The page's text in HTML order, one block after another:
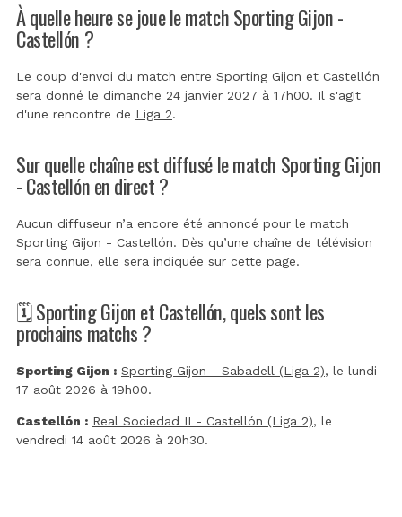
À quelle heure se joue le match Sporting Gijon -
Castellón ?
Le coup d'envoi du match entre Sporting Gijon et Castellón
sera donné le dimanche 24 janvier 2027 à 17h00. Il s'agit
d'une rencontre de Liga 2.
Sur quelle chaîne est diffusé le match Sporting Gijon
- Castellón en direct ?
Aucun diffuseur n’a encore été annoncé pour le match
Sporting Gijon - Castellón. Dès qu’une chaîne de télévision
sera connue, elle sera indiquée sur cette page.
🗓️ Sporting Gijon et Castellón, quels sont les
prochains matchs ?
Sporting Gijon : Sporting Gijon - Sabadell (Liga 2), le lundi
17 août 2026 à 19h00.
Castellón : Real Sociedad II - Castellón (Liga 2), le
vendredi 14 août 2026 à 20h30.